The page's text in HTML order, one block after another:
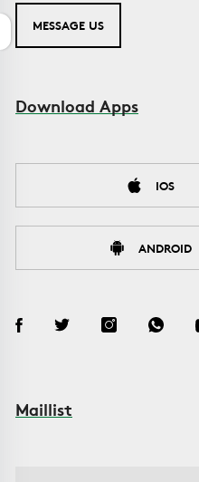
MESSAGE US
Download Apps
IOS
ANDROID
Maillist